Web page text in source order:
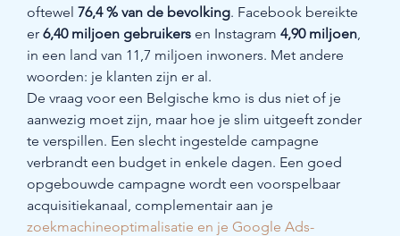
oftewel 76,4 % van de bevolking. Facebook bereikte
er 6,40 miljoen gebruikers en Instagram 4,90 miljoen,
in een land van 11,7 miljoen inwoners. Met andere
woorden: je klanten zijn er al.
De vraag voor een Belgische kmo is dus niet of je
aanwezig moet zijn, maar hoe je slim uitgeeft zonder
te verspillen. Een slecht ingestelde campagne
verbrandt een budget in enkele dagen. Een goed
opgebouwde campagne wordt een voorspelbaar
acquisitiekanaal, complementair aan je
zoekmachineoptimalisatie en je Google Ads-